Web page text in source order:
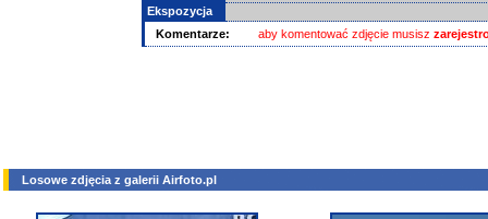
Ekspozycja
Komentarze:
aby komentować zdjęcie musisz
Losowe zdjęcia z galerii Airfoto.pl